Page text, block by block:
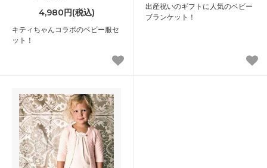
4,980円(税込)
キティちゃんコラボのベビー服セ
ット！
出産祝いのギフトに人気のベビー
ブランケット！